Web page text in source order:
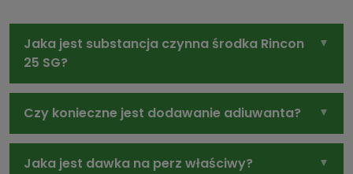
Jaka jest substancja czynna środka Rincon
25 SG?
Czy konieczne jest dodawanie adiuwanta?
Jaka jest dawka na perz właściwy?